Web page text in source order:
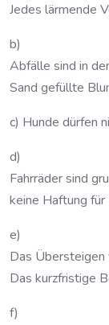
Jedes lärmende
b)
Abfälle sind in
Sand gefüllte
c) Hunde dürfen
d)
Fahrräder sind
keine Haftung für
e)
Das Übersteigen
Das kurzfristige
f)